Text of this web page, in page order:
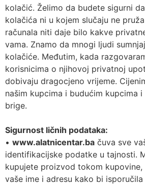
kolačić. Želimo da budete sigurni
kolačića ni u kojem slučaju ne
računala niti daje bilo kakve
vama. Znamo da mnogi ljudi
kolačiće. Međutim, kada
korisnicima o njihovoj privatnoj
dobivaju dragocjeno vrijeme.
našim kupcima i budućim kupcima
brige.
Sigurnost ličnih podataka:
• www.alatnicentar.ba čuva sve
identifikacijske podatke u tajnosti.
kupujete proizvod tokom
vaše ime i adresu kako bi